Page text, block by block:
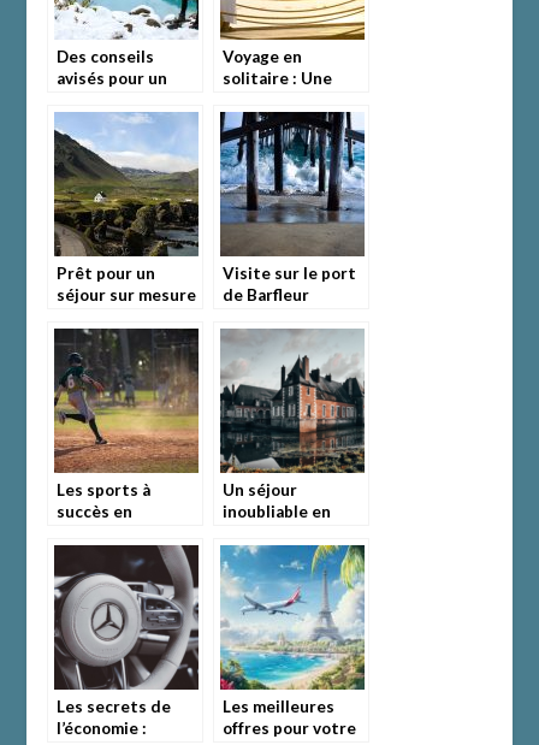
Des conseils
avisés pour un
Voyage en
solitaire : Une
enrichissante
Prêt pour un
séjour sur mesure
Visite sur le port
de Barfleur
Les sports à
succès en
Un séjour
inoubliable en
plongez dans
l’atmosphère
unique d’une
chambre d’hôte
Les secrets de
l’économie :
Les meilleures
offres pour votre